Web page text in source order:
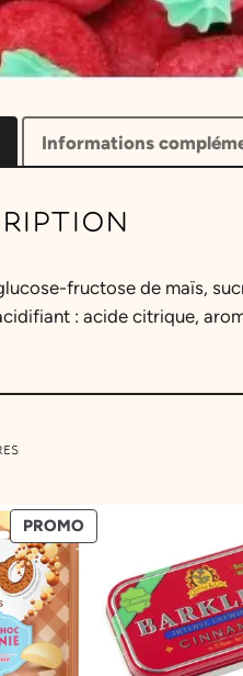
Informations
fructose de maïs,
: acide citrique,
PROMOPRODUIT
EN
PROMOTION